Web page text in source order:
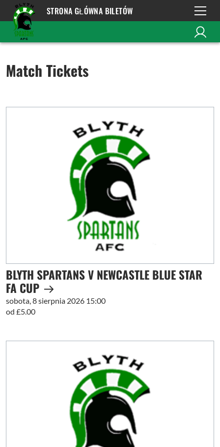
STRONA GŁÓWNA BILETÓW
Match Tickets
BLYTH SPARTANS V NEWCASTLE BLUE STAR
FA CUP
sobota, 8 sierpnia 2026 15:00
od £5.00